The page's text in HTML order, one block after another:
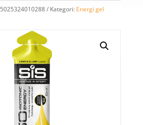
5025324010288 Kategori: Energi gel